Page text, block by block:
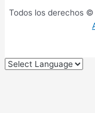
Todos los derechos